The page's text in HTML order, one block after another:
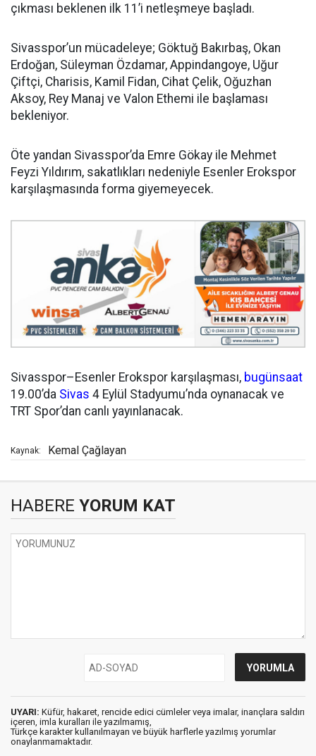
çıkması beklenen ilk 11’i netleşmeye başladı.
Sivasspor’un mücadeleye; Göktuğ Bakırbaş, Okan
Erdoğan, Süleyman Özdamar, Appindangoye, Uğur
Çiftçi, Charisis, Kamil Fidan, Cihat Çelik, Oğuzhan
Aksoy, Rey Manaj ve Valon Ethemi ile başlaması
bekleniyor.
Öte yandan Sivasspor’da Emre Gökay ile Mehmet
Feyzi Yıldırım, sakatlıkları nedeniyle Esenler Erokspor
karşılaşmasında forma giyemeyecek.
Sivasspor–Esenler Erokspor karşılaşması, bugünsaat
19.00’da Sivas 4 Eylül Stadyumu’nda oynanacak ve
TRT Spor’dan canlı yayınlanacak.
Kaynak: Kemal Çağlayan
HABERE YORUM KAT
UYARI: Küfür, hakaret, rencide edici cümleler veya imalar, inançlara saldırı
içeren, imla kuralları ile yazılmamış,
Türkçe karakter kullanılmayan ve büyük harflerle yazılmış yorumlar
onaylanmamaktadır.